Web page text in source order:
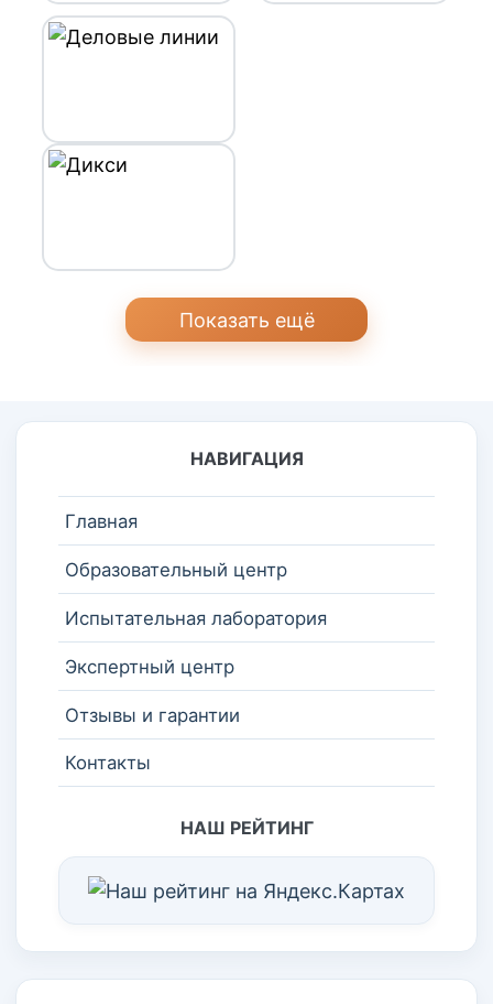
Показать ещё
НАВИГАЦИЯ
Главная
Образовательный центр
Испытательная лаборатория
Экспертный центр
Отзывы и гарантии
Контакты
НАШ РЕЙТИНГ